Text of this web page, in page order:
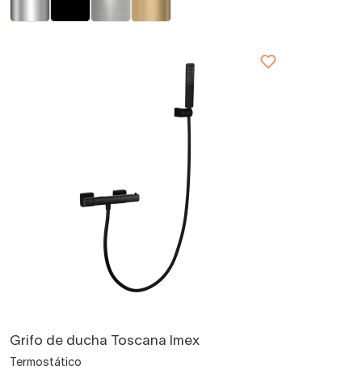
Grifo de ducha Toscana Imex
Termostático